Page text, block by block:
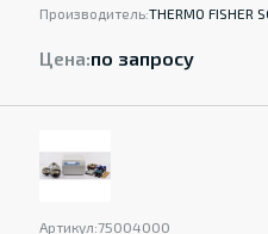
Производитель:THERMO FISHER
Цена:по запросу
Артикул:75004000